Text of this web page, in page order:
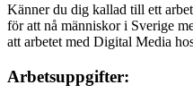
Känner du dig kallad till ett
för att nå människor i Sverige
att arbetet med Digital Media
Arbetsuppgifter: